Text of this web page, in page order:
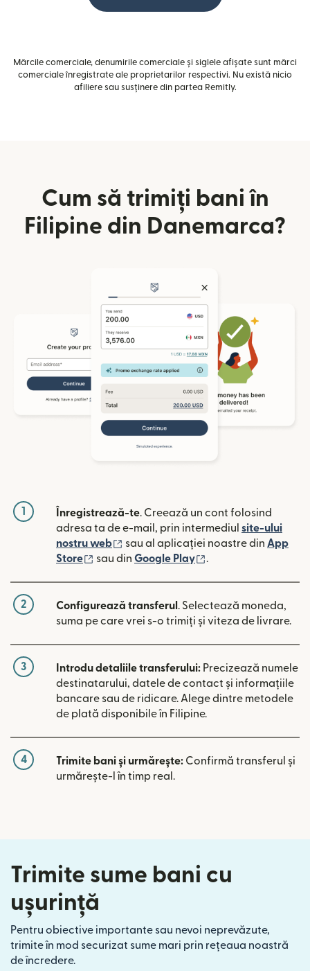
Mărcile comerciale, denumirile comerciale și siglele afișate sunt mărci
comerciale înregistrate ale proprietarilor respectivi. Nu există nicio
afiliere sau susținere din partea Remitly.
Cum să trimiți bani în
Filipine din Danemarca?
1 Înregistrează-te. Creează un cont folosind
adresa ta de e-mail, prin intermediul site-ului
nostru web
(se deschide într-o fereastră nouă)
sau al aplicației noastre din App
Store
(se deschide într-o fereastră nouă)
sau din Google Play (se deschide într-o
.
2 Configurează transferul . Selectează moneda,
suma pe care vrei s-o trimiți și viteza de livrare.
3 Introdu detaliile transferului: Precizează numele
destinatarului, datele de contact și informațiile
bancare sau de ridicare. Alege dintre metodele
de plată disponibile în Filipine.
4 Trimite bani și urmărește: Confirmă transferul și
urmărește-l în timp real.
Trimite sume bani cu
ușurință
Pentru obiective importante sau nevoi neprevăzute,
trimite în mod securizat sume mari prin rețeaua noastră
de încredere.